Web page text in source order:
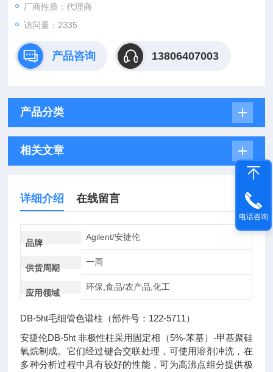
经过严格的行业 QC 指标测试
厂商性质：代理商
访问量：2335
产品咨询 13806407003
产品分类
相关文章
详细介绍 在线留言
品牌
Agilent/安捷伦
供货周期
一周
应用领域
环保,食品/农产品,化工
DB-5ht毛细管色谱柱（部件号：122-5711）
安捷伦DB-5ht 非极性柱采用固定相（5%-苯基）-甲基聚硅
氧烷制成。它们经过键合交联处理，可使用溶剂冲洗，在
多种分析过程中具有较好的性能，可为高沸点组分提供极
电话咨询